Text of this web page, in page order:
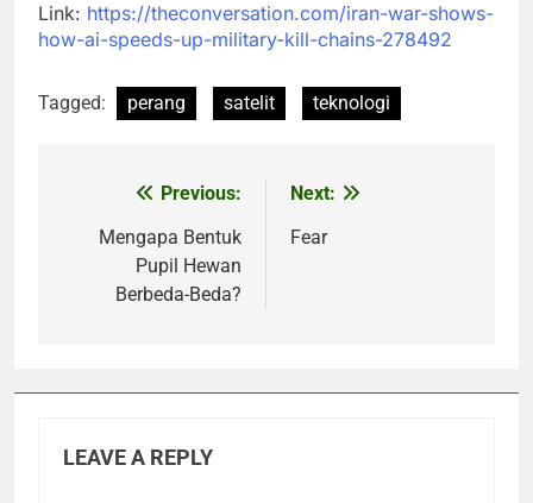
Link: https://theconversation.com/iran-war-shows-
how-ai-speeds-up-military-kill-chains-278492
Tagged: perang satelit teknologi
navigation
Previous:
Mengapa Bentuk
Pupil Hewan
Berbeda-Beda?
Next:
Fear
LEAVE A REPLY